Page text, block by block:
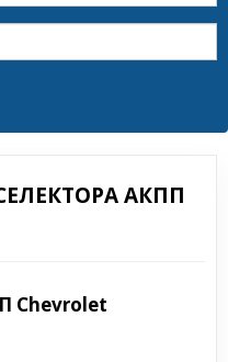
АКПП
Chevrolet